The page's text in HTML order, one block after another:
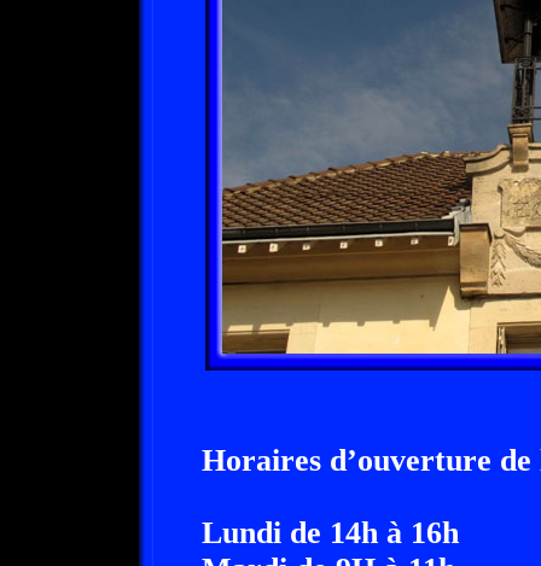
Horaires d’ouverture
Lundi de 14h à 16h